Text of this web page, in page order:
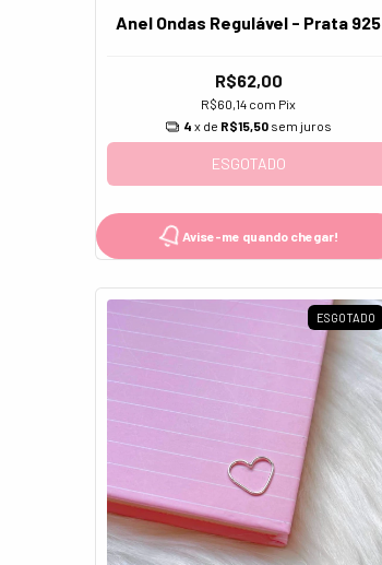
Anel Ondas Regulável - Prata 925
R$62,00
R$60,14 com Pix
4 x de R$15,50 sem juros
ESGOTADO
Avise-me quando chegar!
ESGOTADO